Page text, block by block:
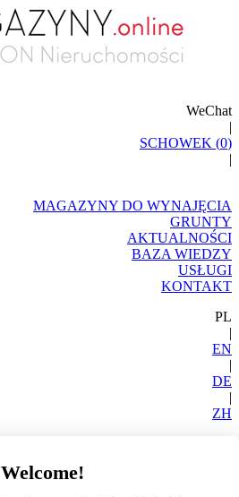
WeChat
|
SCHOWEK (0)
|
MAGAZYNY DO WYNAJĘCIA
GRUNTY
AKTUALNOŚCI
BAZA WIEDZY
USŁUGI
KONTAKT
PL
|
EN
|
DE
|
ZH
Welcome!